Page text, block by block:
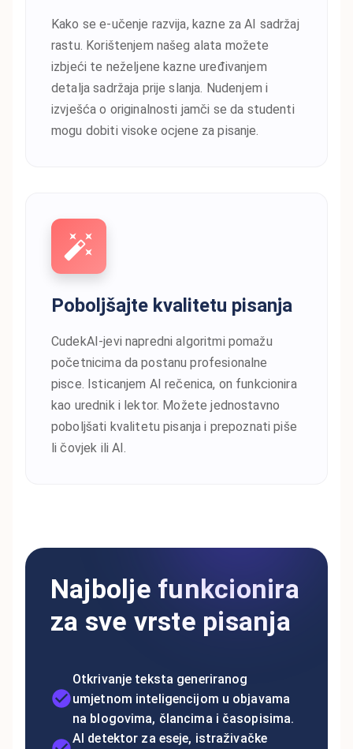
Kako se e-učenje razvija, kazne za AI sadržaj
rastu. Korištenjem našeg alata možete
izbjeći te neželjene kazne uređivanjem
detalja sadržaja prije slanja. Nudenjem i
izvješća o originalnosti jamči se da studenti
mogu dobiti visoke ocjene za pisanje.
Poboljšajte kvalitetu pisanja
CudekAI-jevi napredni algoritmi pomažu
početnicima da postanu profesionalne
pisce. Isticanjem AI rečenica, on funkcionira
kao urednik i lektor. Možete jednostavno
poboljšati kvalitetu pisanja i prepoznati piše
li čovjek ili AI.
Najbolje funkcionira
za sve vrste pisanja
Otkrivanje teksta generiranog
umjetnom inteligencijom u objavama
na blogovima, člancima i časopisima.
AI detektor za eseje, istraživačke